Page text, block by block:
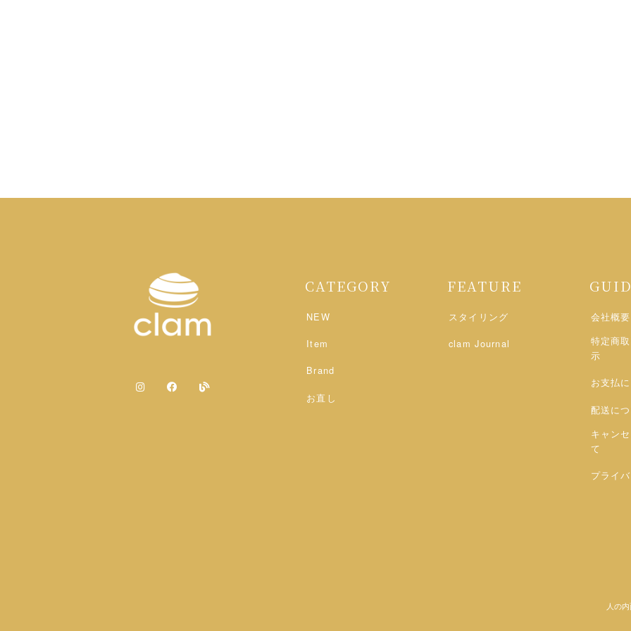
CATEGORY
NEW
Item
Brand
お直し
FEATURE
スタイリング
clam Journal
会社概要
特定商
示
お支払
配送に
キャン
て
プライ
人の